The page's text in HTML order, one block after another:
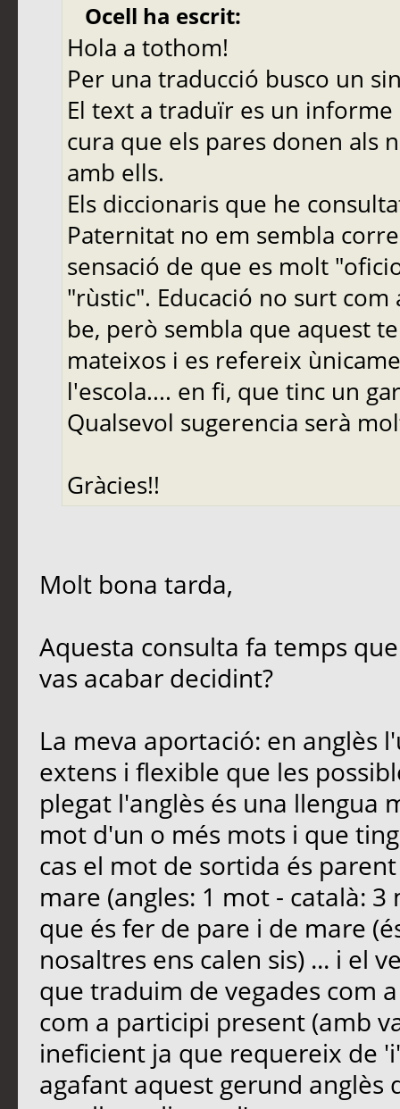
Ocell ha escrit:
Hola a tothom!
Per una traducció busco un
El text a traduïr es un
cura que els pares donen als
amb ells.
Els diccionaris que he
Paternitat no em sembla
sensació de que es molt
"rùstic". Educació no surt
be, però sembla que aquest
mateixos i es refereix
l'escola.... en fi, que tinc un
Qualsevol sugerencia serà
Gràcies!!
Molt bona tarda,
Aquesta consulta fa temps
vas acabar decidint?
La meva aportació: en anglès
extens i flexible que les
plegat l'anglès és una llengua
mot d'un o més mots i que
cas el mot de sortida és
mare (angles: 1 mot - català:
que és fer de pare i de mare
nosaltres ens calen sis) ... i el
que traduim de vegades com
com a participi present (amb
ineficient ja que requereix de
agafant aquest gerund